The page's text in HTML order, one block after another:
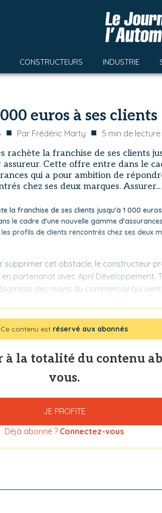
CONSTRUCTEURS INDUSTRIE
euros à ses clients
■ Par Frédéric Marty ■ 5 min de lecture
rachète la franchise de ses clients
assureur. Cette offre entre dans le
qui a pour ambition de
chez ses deux marques. Assurer...
la franchise de ses clients jusqu'à 1 000
le cadre d'une nouvelle gamme
profils de clients rencontrés chez ses deux
supprimer cet obstacle, le constructeur
partenariat avec April Développement.
des mains du commercial qui
Ce contenu est réservé aux abonnés
à la totalité du contenu
vous.
JE PROFITE
Déjà abonné ? Connectez-vous